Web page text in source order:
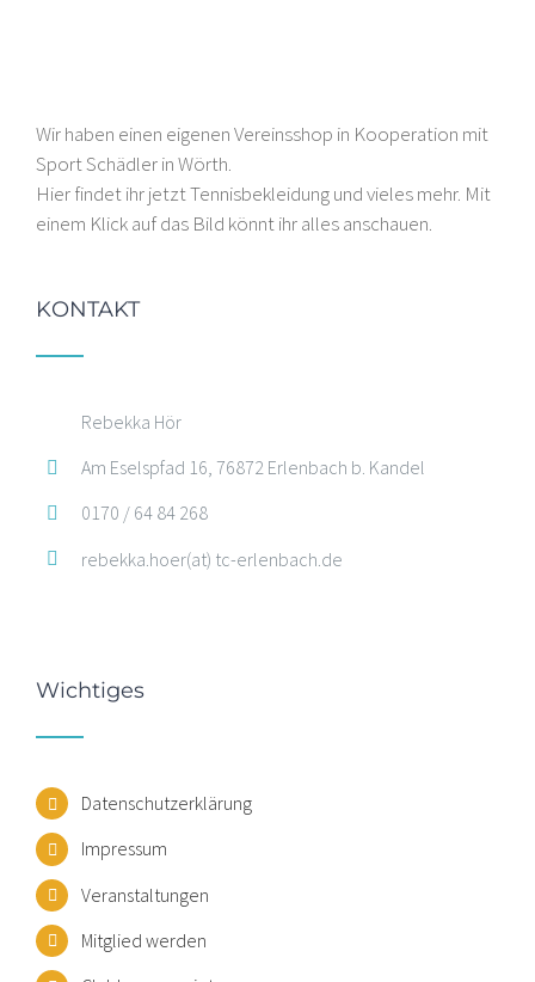
Wir haben einen eigenen Vereinsshop in Kooperation mit
Sport Schädler in Wörth.
Hier findet ihr jetzt Tennisbekleidung und vieles mehr. Mit
einem Klick auf das Bild könnt ihr alles anschauen.
KONTAKT
Rebekka Hör
Am Eselspfad 16, 76872 Erlenbach b. Kandel
0170 / 64 84 268
rebekka.hoer(at) tc-erlenbach.de
Wichtiges
Datenschutzerklärung
Impressum
Veranstaltungen
Mitglied werden